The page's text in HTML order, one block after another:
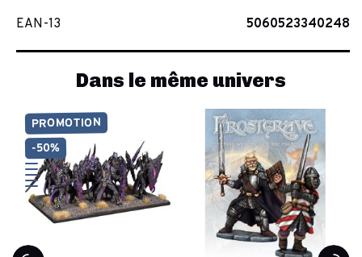
EAN-13 5060523340248
Dans le même univers
PROMOTION
-50%